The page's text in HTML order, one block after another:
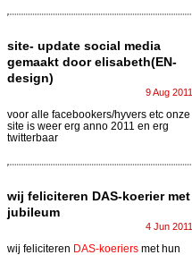
site- update social media
gemaakt door elisabeth(EN-
design)
9 Aug 2011
voor alle facebookers/hyvers etc onze
site is weer erg anno 2011 en erg
twitterbaar
wij feliciteren DAS-koerier met
jubileum
4 Jun 2011
wij feliciteren DAS-koeriers met hun